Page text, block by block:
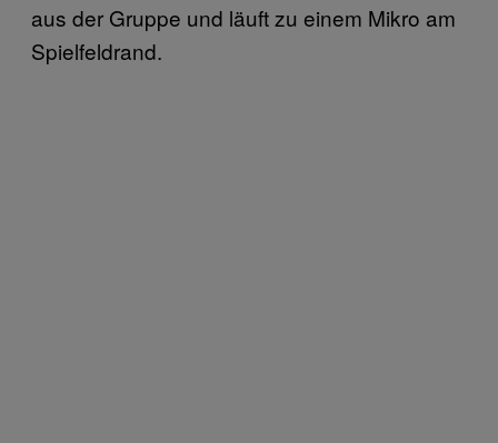
aus der Gruppe und läuft zu einem Mikro am
Spielfeldrand.